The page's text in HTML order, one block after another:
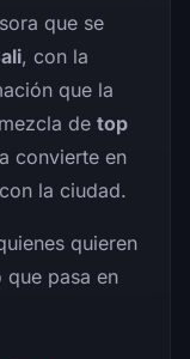
que se
, con la
que la
de top
convierte en
la ciudad.
quieren
que pasa en